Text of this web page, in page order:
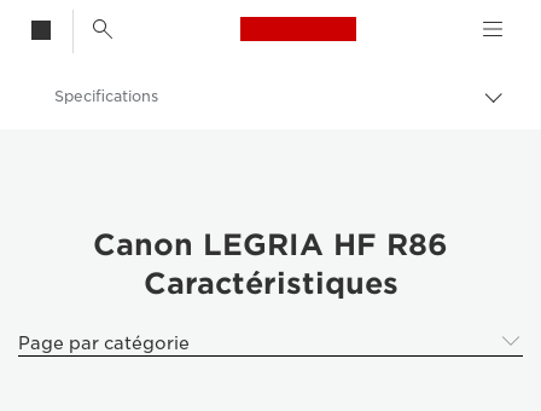
Canon Logo, back
Specifications
Canon LEGRIA HF R86
Caractéristiques
Page par catégorie